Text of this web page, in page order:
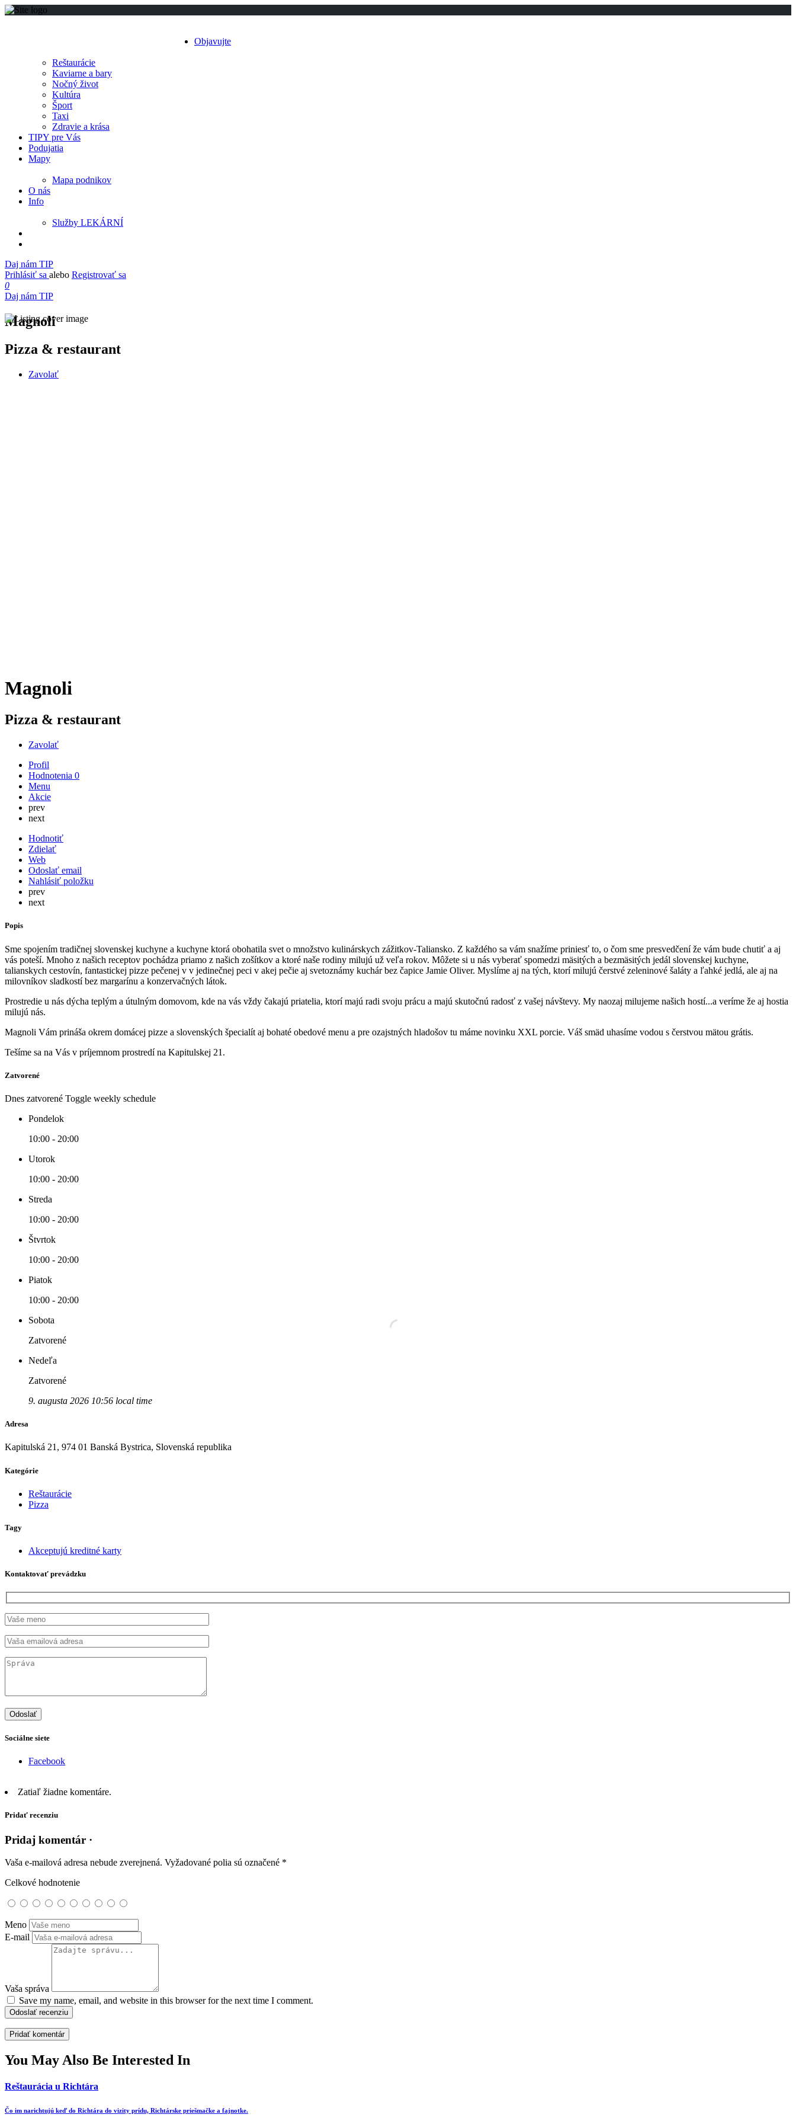
Objavujte
Reštaurácie
Kaviarne a bary
Nočný život
Kultúra
Šport
Taxi
Zdravie a krása
TIPY pre Vás
Podujatia
Mapy
Mapa podnikov
O nás
Info
Služby LEKÁRNÍ
Daj nám TIP
Prihlásiť sa alebo Registrovať sa
0
Daj nám TIP
Magnoli
Pizza & restaurant
Zavolať
Magnoli
Pizza & restaurant
Zavolať
Profil
Hodnotenia 0
Menu
Akcie
prev
next
Hodnotiť
Zdielať
Web
Odoslať email
Nahlásiť položku
prev
next
Popis
Sme spojením tradičnej slovenskej kuchyne a kuchyne ktorá obohatila svet o množstvo kulinárskych zážitkov-Taliansko. Z každého sa vám snažíme priniesť to, o čom sme presvedčení že vám bude chutiť a aj
vás poteší. Mnoho z našich receptov pochádza priamo z našich zošítkov a ktoré naše rodiny milujú už veľa rokov. Môžete si u nás vyberať spomedzi mäsitých a bezmäsitých jedál slovenskej kuchyne,
talianskych cestovín, fantastickej pizze pečenej v v jedinečnej peci v akej pečie aj svetoznámy kuchár bez čapice Jamie Oliver. Myslíme aj na tých, ktorí milujú čerstvé zeleninové šaláty a ľahké jedlá, ale aj na
milovníkov sladkostí bez margarínu a konzervačných látok.
Prostredie u nás dýcha teplým a útulným domovom, kde na vás vždy čakajú priatelia, ktorí majú radi svoju prácu a majú skutočnú radosť z vašej návštevy. My naozaj milujeme našich hostí...a veríme že aj hostia
milujú nás.
Magnoli Vám prináša okrem domácej pizze a slovenských špecialít aj bohaté obedové menu a pre ozajstných hladošov tu máme novinku XXL porcie. Váš smäd uhasíme vodou s čerstvou mätou grátis.
Tešíme sa na Vás v príjemnom prostredí na Kapitulskej 21.
Zatvorené
Dnes zatvorené Toggle weekly schedule
Pondelok
10:00 - 20:00
Utorok
10:00 - 20:00
Streda
10:00 - 20:00
Štvrtok
10:00 - 20:00
Piatok
10:00 - 20:00
Sobota
Zatvorené
Nedeľa
Zatvorené
9. augusta 2026 10:56 local time
Adresa
Kapitulská 21, 974 01 Banská Bystrica, Slovenská republika
Kategórie
Reštaurácie
Pizza
Tagy
Akceptujú kreditné karty
Kontaktovať prevádzku
Sociálne siete
Facebook
Zatiaľ žiadne komentáre.
Pridať recenziu
Pridaj komentár ·
Vaša e-mailová adresa nebude zverejnená. Vyžadované polia sú označené *
Celkové hodnotenie
Meno
E-mail
Vaša správa
Save my name, email, and website in this browser for the next time I comment.
Odoslať recenziu
You May Also Be Interested In
Reštaurácia u Richtára
Čo im narichtujú keď do Richtára do vizity prídu, Richtárske priešmačke a fajnotke.